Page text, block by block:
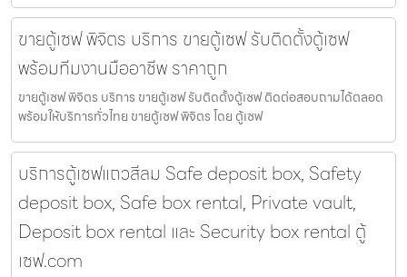
ขายตู้เซฟ พิจิตร บริการ ขายตู้เซฟ รับติดตั้งตู้เซฟ
พร้อมทีมงานมืออาชีพ ราคาถูก
ขายตู้เซฟ พิจิตร บริการ ขายตู้เซฟ รับติดตั้งตู้เซฟ ติดต่อสอบถามได้ตลอด
พร้อมให้บริการทั่วไทย ขายตู้เซฟ พิจิตร โดย ตู้เซฟ
บริการตู้เซฟแถวสีลม Safe deposit box, Safety
deposit box, Safe box rental, Private vault,
Deposit box rental และ Security box rental ตู้
เซฟ.com